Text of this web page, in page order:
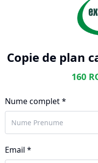
Copie de plan
160
Nume complet *
Email *